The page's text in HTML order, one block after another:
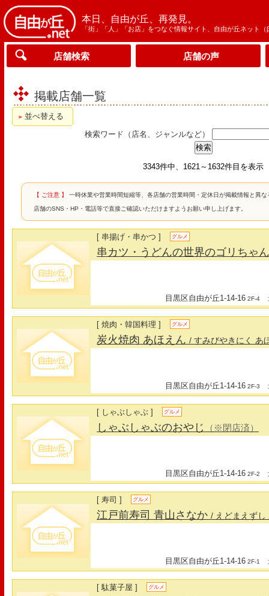
本日、自由が丘、再発見。
「街」「人」「お店」をつなぐ情報サイト、自由が丘ネット（
店舗検索 店舗の声
掲載店舗一覧
並べ替える
検索ワード（店名、ジャンルなど）
3343件中、1621～1632件目を表示
【 ご注意 】 一時休業や営業時間短縮等、各店舗の営業時間・定休日が掲載情報と異
店舗のSNS・HP・電話等で直接ご確認いただけますようお願い申し上げます。
[ 串揚げ・串かつ ] グルメ
串カツ・うどんの世界のゴリちゃ
目黒区自由が丘1-14-16 2F-4
[ 焼肉・韓国料理 ] グルメ
炭火焼肉 あほえん/ すみびやきにく あ
目黒区自由が丘1-14-16 2F-3
[ しゃぶしゃぶ ] グルメ
しゃぶしゃぶのおやじ （※閉店済）
目黒区自由が丘1-14-16 2F-2
[ 寿司 ] グルメ
江戸前寿司 青山さなか/ えどまえずし
目黒区自由が丘1-14-16 2F-1
[ 駄菓子屋 ] グルメ